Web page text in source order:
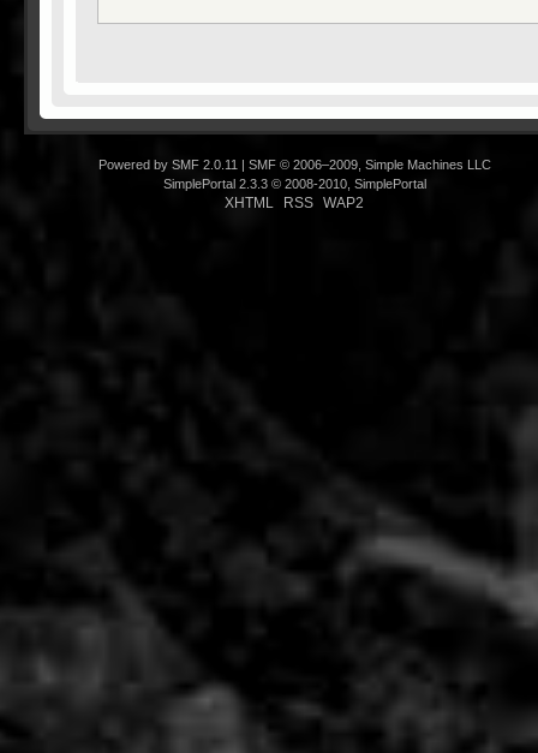
Powered by SMF 2.0.11
SMF © 2006–2009, Simple Machines LLC
SimplePortal 2.3.3 © 2008-2010, SimplePortal
XHTML RSS WAP2